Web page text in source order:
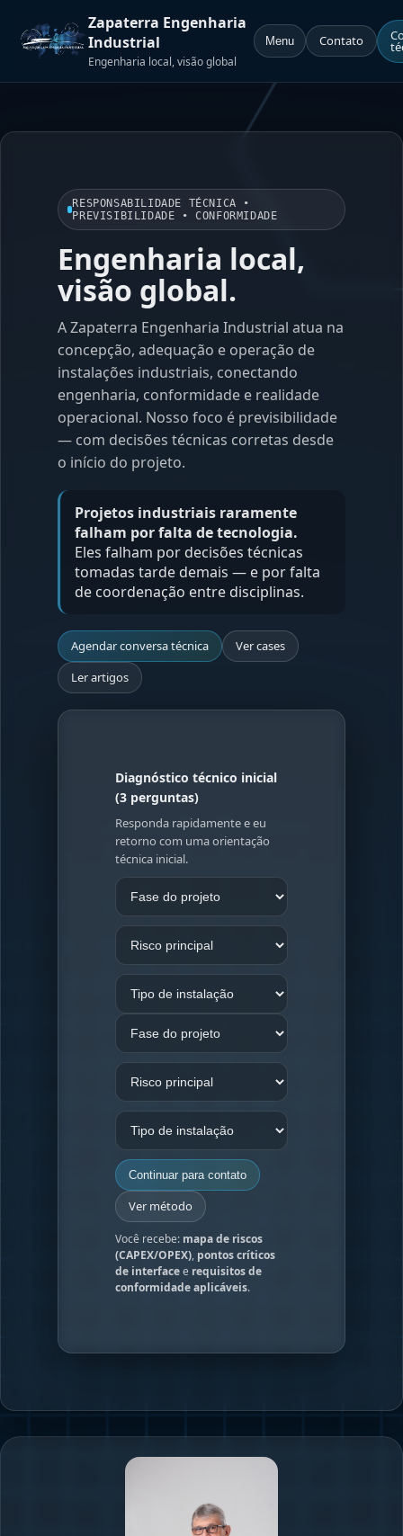
Zapaterra Engenharia
Industrial
Engenharia local, visão global
Menu Contato
RESPONSABILIDADE TÉCNICA •
PREVISIBILIDADE • CONFORMIDADE
Engenharia local,
visão global.
A Zapaterra Engenharia Industrial atua na
concepção, adequação e operação de
instalações industriais, conectando
engenharia, conformidade e realidade
operacional. Nosso foco é previsibilidade
— com decisões técnicas corretas desde
o início do projeto.
Projetos industriais raramente
falham por falta de tecnologia.
Eles falham por decisões técnicas
tomadas tarde demais — e por falta
de coordenação entre disciplinas.
Agendar conversa técnica
Ver cases
Ler artigos
Diagnóstico técnico inicial
(3 perguntas)
Responda rapidamente e eu
retorno com uma orientação
técnica inicial.
Continuar para contato
Ver método
Você recebe: mapa de riscos
(CAPEX/OPEX), pontos críticos
de interfacee requisitos de
conformidade aplicáveis.